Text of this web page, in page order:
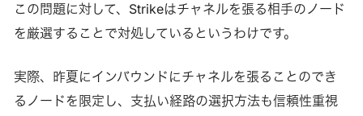
この問題に対して、Strikeはチャネルを張る相手のノード
を厳選することで対処しているというわけです。
実際、昨夏にインバウンドにチャネルを張ることのでき
るノードを限定し、支払い経路の選択方法も信頼性重視